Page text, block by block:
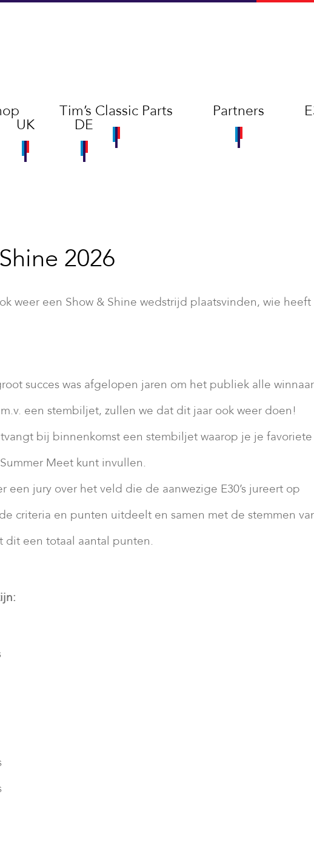
Tim’s Classic Parts Partners
UK DE
2026
weer een Show & Shine wedstrijd plaatsvinden, wie
succes was afgelopen jaren om het publiek alle
een stembiljet, zullen we dat dit jaar ook weer doen!
bij binnenkomst een stembiljet waarop je je favoriete
Summer Meet kunt invullen.
een jury over het veld die de aanwezige E30’s jureert op
criteria en punten uitdeelt en samen met de stemmen
dit een totaal aantal punten.